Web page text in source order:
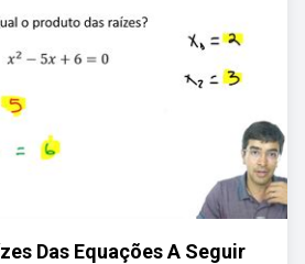
Das Equações A Seguir